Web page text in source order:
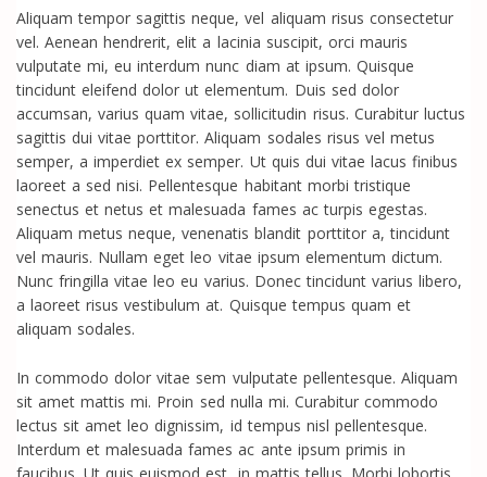
Aliquam tempor sagittis neque, vel aliquam risus consectetur
vel. Aenean hendrerit, elit a lacinia suscipit, orci mauris
vulputate mi, eu interdum nunc diam at ipsum. Quisque
tincidunt eleifend dolor ut elementum. Duis sed dolor
accumsan, varius quam vitae, sollicitudin risus. Curabitur luctus
sagittis dui vitae porttitor. Aliquam sodales risus vel metus
semper, a imperdiet ex semper. Ut quis dui vitae lacus finibus
laoreet a sed nisi. Pellentesque habitant morbi tristique
senectus et netus et malesuada fames ac turpis egestas.
Aliquam metus neque, venenatis blandit porttitor a, tincidunt
vel mauris. Nullam eget leo vitae ipsum elementum dictum.
Nunc fringilla vitae leo eu varius. Donec tincidunt varius libero,
a laoreet risus vestibulum at. Quisque tempus quam et
aliquam sodales.
In commodo dolor vitae sem vulputate pellentesque. Aliquam
sit amet mattis mi. Proin sed nulla mi. Curabitur commodo
lectus sit amet leo dignissim, id tempus nisl pellentesque.
Interdum et malesuada fames ac ante ipsum primis in